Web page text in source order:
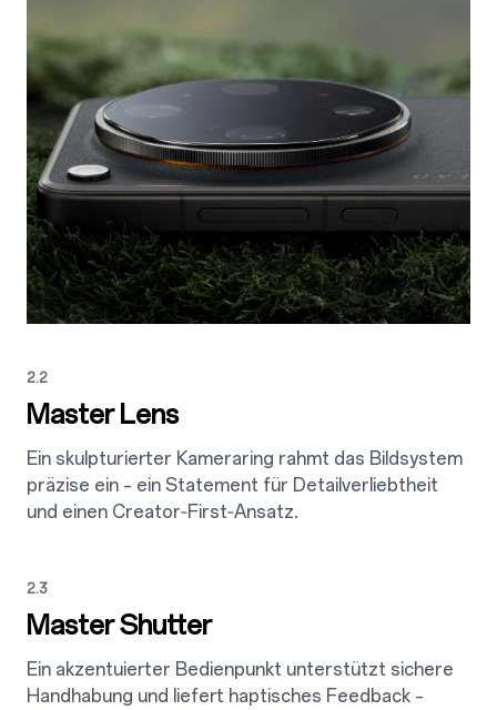
2.2
Master Lens
Ein skulpturierter Kameraring rahmt das Bildsystem
präzise ein – ein Statement für Detailverliebtheit
und einen Creator‑First‑Ansatz.
2.3
Master Shutter
Ein akzentuierter Bedienpunkt unterstützt sichere
Handhabung und liefert haptisches Feedback –